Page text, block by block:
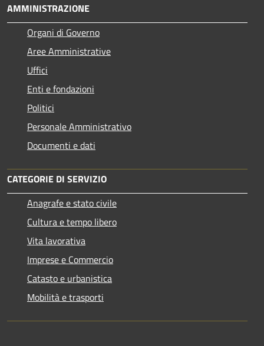
AMMINISTRAZIONE
Organi di Governo
Aree Amministrative
Uffici
Enti e fondazioni
Politici
Personale Amministrativo
Documenti e dati
CATEGORIE DI SERVIZIO
Anagrafe e stato civile
Cultura e tempo libero
Vita lavorativa
Imprese e Commercio
Catasto e urbanistica
Mobilità e trasporti